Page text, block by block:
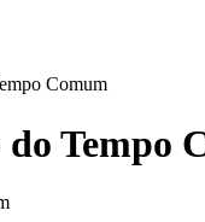
Comum
do Tempo